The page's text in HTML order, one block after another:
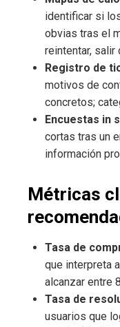
identificar si
obvias tras el
reintentar, salir
Registro de
motivos de
concretos;
Encuestas in
cortas tras un
información
Métricas
Tasa de
que interpreta
alcanzar entre
Tasa de
usuarios que